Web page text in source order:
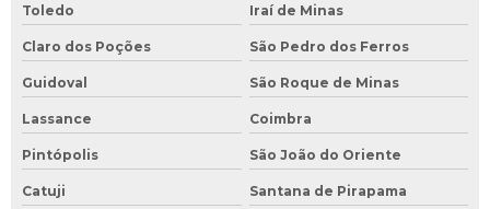
Toledo Iraí de Minas
Claro dos Poções São Pedro dos Ferros
Guidoval São Roque de Minas
Lassance Coimbra
Pintópolis São João do Oriente
Catuji Santana de Pirapama